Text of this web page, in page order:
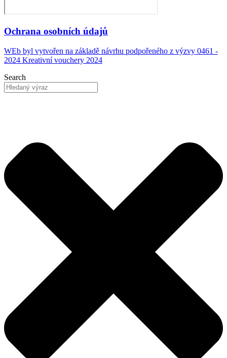
Ochrana osobních údajů
WEb byl vytvořen na základě návrhu podpořeného z výzvy 0461 -
2024 Kreativní vouchery 2024
Search